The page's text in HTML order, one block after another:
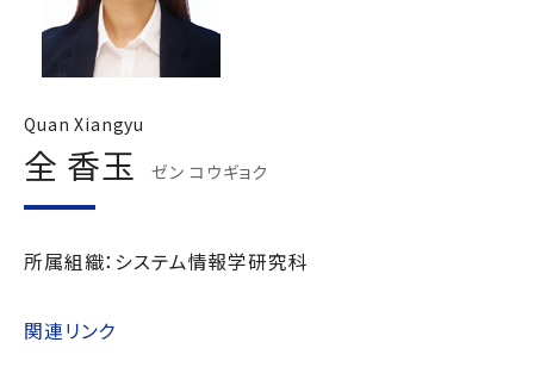
Quan Xiangyu
全 香玉 ゼン コウギョク
所属組織：システム情報学研究科
関連リンク